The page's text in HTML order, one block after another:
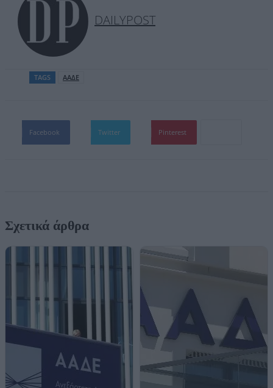
DAILYPOST
TAGS ΑΑΔΕ
Facebook Twitter Pinterest
Σχετικά άρθρα